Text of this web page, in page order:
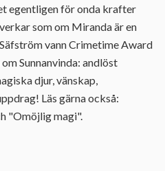
egentligen för onda krafter
som om Miranda är en
vann Crimetime Award
Sunnanvinda: andlöst
djur, vänskap,
Läs gärna också:
"Omöjlig magi".